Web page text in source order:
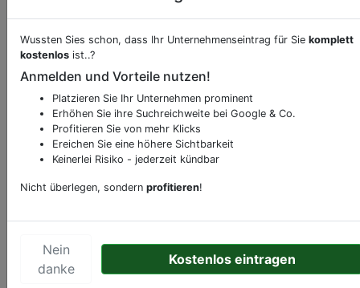
Beschreibung & Services von Supermarkt
Sie möchten eine Beschreibung, Dienstleistung
oder andere relevante Informationen hinzufügen?
Klicken Sie bittehierum uns zu kontaktieren.
Gerne erweitern wir Ihren Firmeneintrag um
Sonderangebote odere besondere Services, die
Ihr Unternehmen anbietet und womit Sie sich von
KartenansichtMolenblok 6inOuddorp
Wussten Sies schon, dass Ihr Unternehmenseintrag für Sie komplett
kostenlos ist..?
Anmelden und Vorteile nutzen!
Platzieren Sie Ihr Unternehmen prominent
Erhöhen Sie ihre Suchreichweite bei Google & Co.
Profitieren Sie von mehr Klicks
Ereichen Sie eine höhere Sichtbarkeit
Keinerlei Risiko - jederzeit kündbar
Nicht überlegen, sondern profitieren!
Nein
danke
Kostenlos eintragen